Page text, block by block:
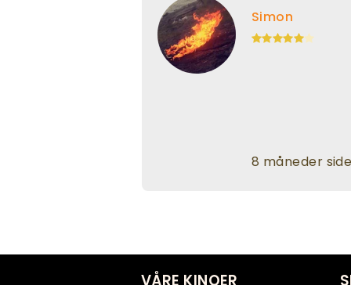
Simon
8 måneder
VÅRE KINOER